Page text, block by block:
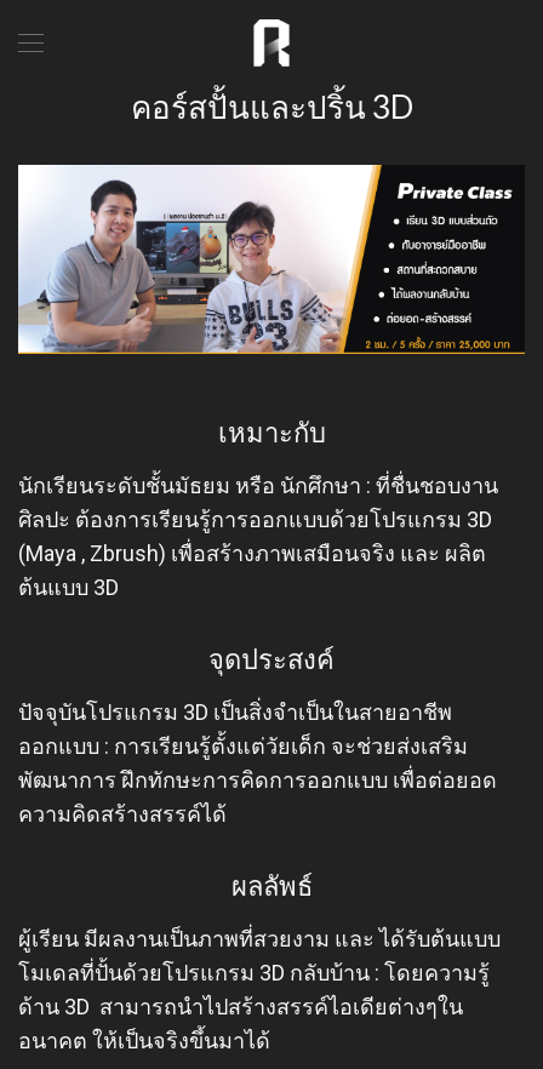
คอร์สปั้นและปริ้น 3D
เหมาะกับ
นักเรียนระดับชั้นมัธยม หรือ นักศึกษา : ที่ชื่นชอบงาน
ศิลปะ ต้องการเรียนรู้การออกแบบด้วยโปรแกรม 3D
(Maya , Zbrush) เพื่อสร้างภาพเสมือนจริง และ ผลิต
ต้นแบบ 3D
จุดประสงค์
ปัจจุบันโปรแกรม 3D เป็นสิ่งจำเป็นในสายอาชีพ
ออกแบบ : การเรียนรู้ตั้งแต่วัยเด็ก จะช่วยส่งเสริม
พัฒนาการ ฝึกทักษะการคิดการออกแบบ เพื่อต่อยอด
ความคิดสร้างสรรค์ได้
ผลลัพธ์
ผู้เรียน มีผลงานเป็นภาพที่สวยงาม และ ได้รับต้นแบบ
โมเดลที่ปั้นด้วยโปรแกรม 3D กลับบ้าน : โดยความรู้
ด้าน 3D สามารถนำไปสร้างสรรค์ไอเดียต่างๆใน
อนาคต ให้เป็นจริงขึ้นมาได้